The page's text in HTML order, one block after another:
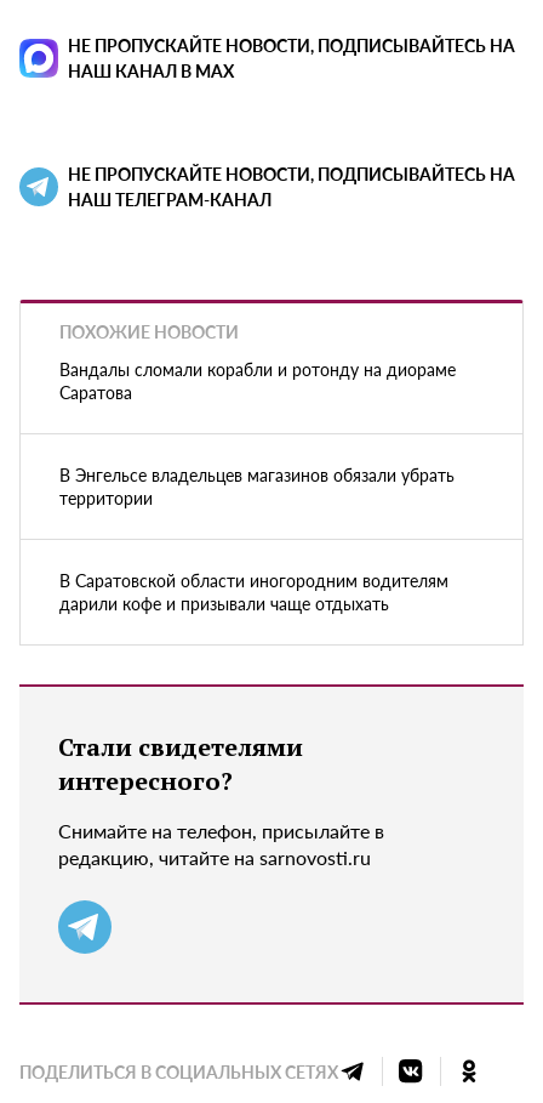
НЕ ПРОПУСКАЙТЕ НОВОСТИ, ПОДПИСЫВАЙТЕСЬ НА
НАШ КАНАЛ В MAX
НЕ ПРОПУСКАЙТЕ НОВОСТИ, ПОДПИСЫВАЙТЕСЬ НА
НАШ ТЕЛЕГРАМ-КАНАЛ
ПОХОЖИЕ НОВОСТИ
Вандалы сломали корабли и ротонду на диораме
Саратова
В Энгельсе владельцев магазинов обязали убрать
территории
В Саратовской области иногородним водителям
дарили кофе и призывали чаще отдыхать
Стали свидетелями
интересного?
Снимайте на телефон, присылайте в
редакцию, читайте на sarnovosti.ru
ПОДЕЛИТЬСЯ В СОЦИАЛЬНЫХ СЕТЯХ